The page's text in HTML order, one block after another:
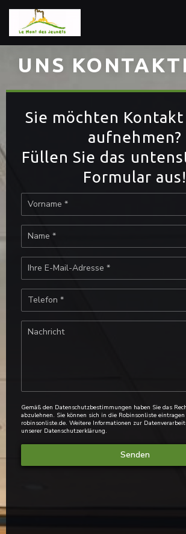
UNS
Sie möchten
aufnehmen?
Füllen Sie das
Formular aus!
Gemäß den Datenschutzbestimmungen haben Sie das
abzulehnen. Sie können sich in die Robinsonliste
robinsonliste.de. Weitere Informationen zur
unserer Datenschutzerklärung.